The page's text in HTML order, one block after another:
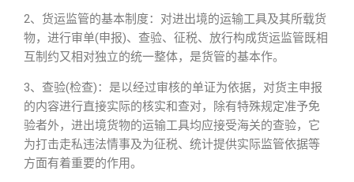
2、货运监管的基本制度：对进出境的运输工具及其所载货
物，进行审单(申报)、查验、征税、放行构成货运监管既相
互制约又相对独立的统一整体，是货管的基本作。
3、查验(检查)：是以经过审核的单证为依据，对货主申报
的内容进行直接实际的核实和查对，除有特殊规定准予免
验者外，进出境货物的运输工具均应接受海关的查验，它
为打击走私违法情事及为征税、统计提供实际监管依据等
方面有着重要的作用。